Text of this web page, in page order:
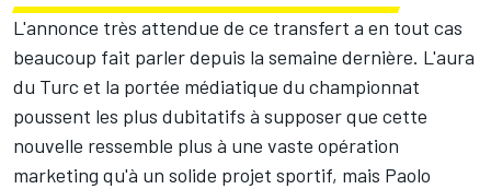
L'annonce très attendue de ce transfert a en tout cas
beaucoup fait parler depuis la semaine dernière. L'aura
du Turc et la portée médiatique du championnat
poussent les plus dubitatifs à supposer que cette
nouvelle ressemble plus à une vaste opération
marketing qu'à un solide projet sportif, mais Paolo